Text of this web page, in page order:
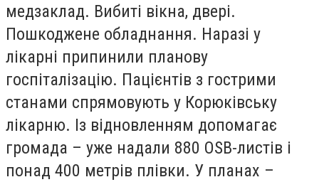
медзаклад. Вибиті вікна, двері.
Пошкоджене обладнання. Наразі у
лікарні припинили планову
госпіталізацію. Пацієнтів з гострими
станами спрямовують у Корюківську
лікарню. Із відновленням допомагає
громада – уже надали 880 ОSB-листів і
понад 400 метрів плівки. У планах –